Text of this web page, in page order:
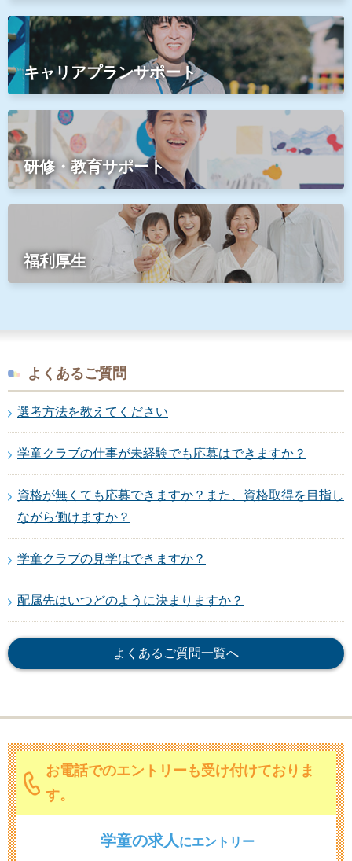
キャリアプランサポート
研修・教育サポート
福利厚生
よくあるご質問
選考方法を教えてください
学童クラブの仕事が未経験でも応募はできますか？
資格が無くても応募できますか？また、資格取得を目指し
ながら働けますか？
学童クラブの見学はできますか？
配属先はいつどのように決まりますか？
よくあるご質問一覧へ
お電話でのエントリーも受け付けておりま
す。
学童の求人 にエントリー